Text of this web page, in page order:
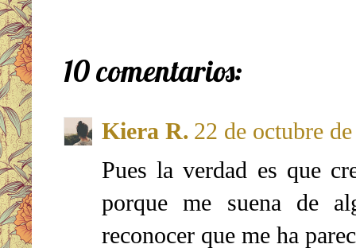
10 comentarios:
Kiera R. 22 de octubre
Pues la verdad es que
porque me suena de
reconocer que me ha